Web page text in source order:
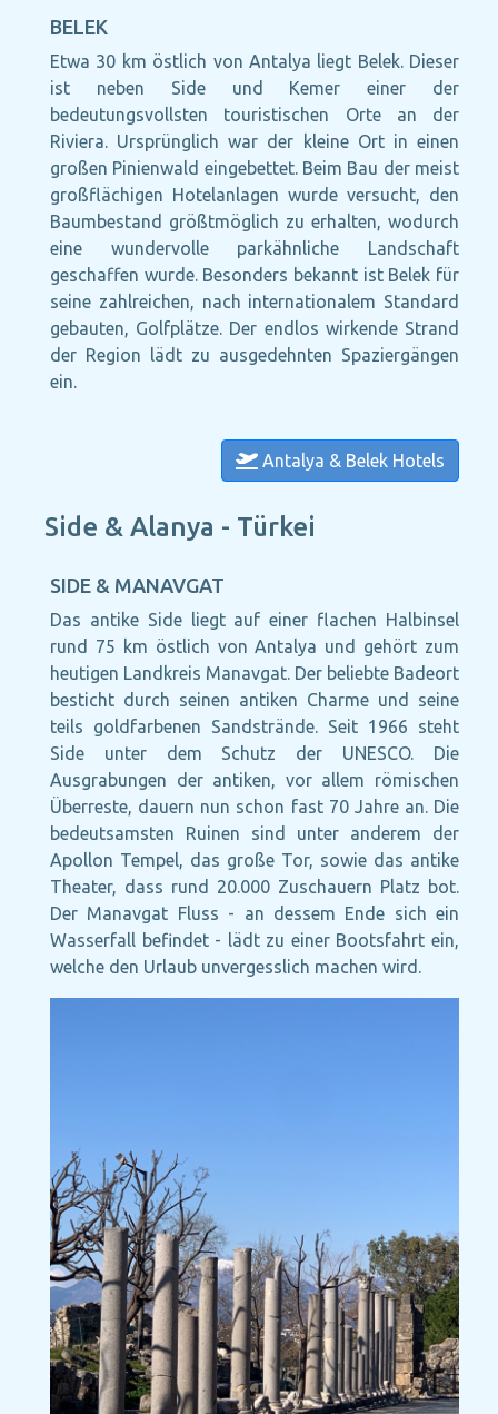
BELEK
Etwa 30 km östlich von Antalya liegt Belek. Dieser
ist neben Side und Kemer einer der
bedeutungsvollsten touristischen Orte an der
Riviera. Ursprünglich war der kleine Ort in einen
großen Pinienwald eingebettet. Beim Bau der meist
großflächigen Hotelanlagen wurde versucht, den
Baumbestand größtmöglich zu erhalten, wodurch
eine wundervolle parkähnliche Landschaft
geschaffen wurde. Besonders bekannt ist Belek für
seine zahlreichen, nach internationalem Standard
gebauten, Golfplätze. Der endlos wirkende Strand
der Region lädt zu ausgedehnten Spaziergängen
ein.
Antalya & Belek Hotels
Side & Alanya - Türkei
SIDE & MANAVGAT
Das antike Side liegt auf einer flachen Halbinsel
rund 75 km östlich von Antalya und gehört zum
heutigen Landkreis Manavgat. Der beliebte Badeort
besticht durch seinen antiken Charme und seine
teils goldfarbenen Sandstrände. Seit 1966 steht
Side unter dem Schutz der UNESCO. Die
Ausgrabungen der antiken, vor allem römischen
Überreste, dauern nun schon fast 70 Jahre an. Die
bedeutsamsten Ruinen sind unter anderem der
Apollon Tempel, das große Tor, sowie das antike
Theater, dass rund 20.000 Zuschauern Platz bot.
Der Manavgat Fluss - an dessem Ende sich ein
Wasserfall befindet - lädt zu einer Bootsfahrt ein,
welche den Urlaub unvergesslich machen wird.